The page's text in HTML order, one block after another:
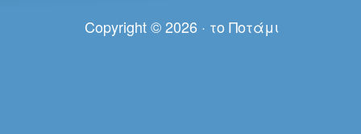
Copyright © 2026 · τo Πoτάμι